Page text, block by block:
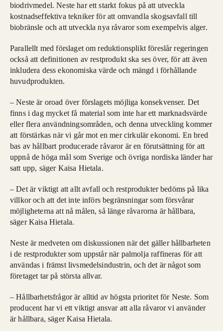
biodrivmedel. Neste har ett starkt fokus på att utveckla
kostnadseffektiva tekniker för att omvandla skogsavfall till
biobränsle och att utveckla nya råvaror som exempelvis alger.
Parallellt med förslaget om reduktionsplikt föreslår regeringen
också att definitionen av restprodukt ska ses över, för att även
inkludera dess ekonomiska värde och mängd i förhållande
huvudprodukten.
– Neste är oroad över förslagets möjliga konsekvenser. Det
finns i dag mycket få material som inte har ett marknadsvärde
eller flera användningsområden, och denna utveckling kommer
att förstärkas när vi går mot en mer cirkulär ekonomi. En bred
bas av hållbart producerade råvaror är en förutsättning för att
uppnå de höga mål som Sverige och övriga nordiska länder har
satt upp, säger Kaisa Hietala.
– Det är viktigt att allt avfall och restprodukter bedöms på lika
villkor och att det inte införs begränsningar som försvårar
möjligheterna att nå målen, så länge råvarorna är hållbara,
säger Kaisa Hietala.
Neste är medveten om diskussionen när det gäller hållbarheten
i de restprodukter som uppstår när palmolja raffineras för att
användas i främst livsmedelsindustrin, och det är något som
företaget tar på största allvar.
– Hållbarhetsfrågor är alltid av högsta prioritet för Neste. Som
producent har vi ett viktigt ansvar att alla råvaror vi använder
är hållbara, säger Kaisa Hietala.